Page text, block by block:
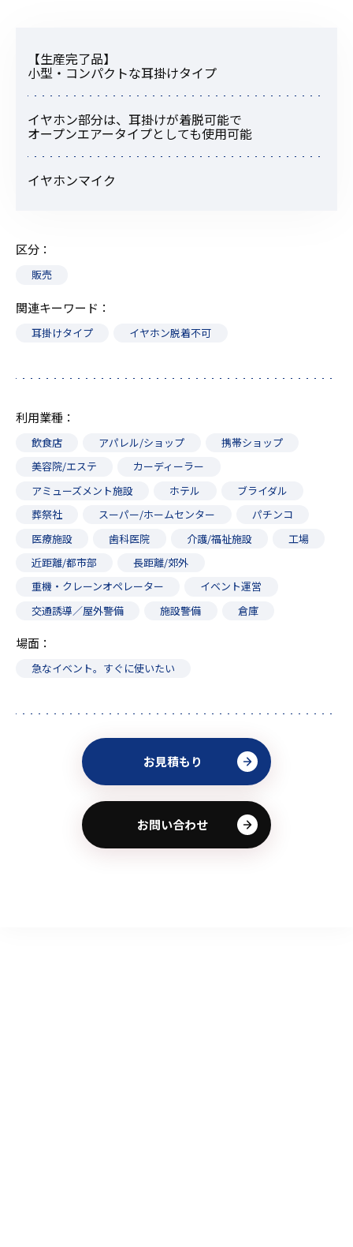
【生産完了品】
小型・コンパクトな耳掛けタイプ
イヤホン部分は、耳掛けが着脱可能で
オープンエアータイプとしても使用可能
イヤホンマイク
区分
販売
関連キーワード
耳掛けタイプ イヤホン脱着不可
利用業種
飲食店 アパレル/ショップ
携帯ショップ
美容院/エステ
カーディーラー
アミューズメント施設
ホテル
ブライダル
葬祭社
スーパー/ホームセンター
パチンコ
医療施設
歯科医院 介護/福祉施設
工場
近距離/都市部
長距離/郊外
重機・クレーンオペレーター
イベント運営
交通誘導／屋外警備
施設警備 倉庫
場面
急なイベント。すぐに使いたい
お見積もり
お問い合わせ